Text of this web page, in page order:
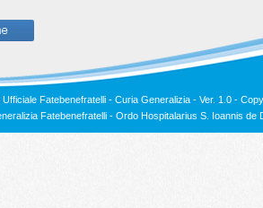
Ufficiale Fatebenefratelli - Curia Generalizia - Ver. 1.0 -
Fatebenefratelli - Ordo Hospitalarius S. Ioannis